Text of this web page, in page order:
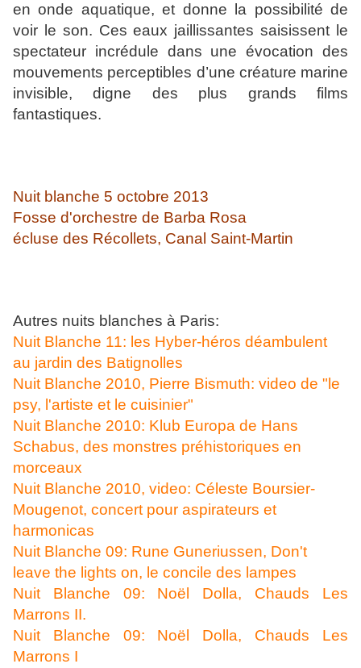
en onde aquatique, et donne la possibilité de
voir le son. Ces eaux jaillissantes saisissent le
spectateur incrédule dans une évocation des
mouvements perceptibles d’une créature marine
invisible, digne des plus grands films
fantastiques.
Nuit blanche 5 octobre 2013
Fosse d'orchestre de Barba Rosa
écluse des Récollets, Canal Saint-Martin
Autres nuits blanches à Paris:
Nuit Blanche 11: les Hyber-héros déambulent
au jardin des Batignolles
Nuit Blanche 2010, Pierre Bismuth: video de "le
psy, l'artiste et le cuisinier"
Nuit Blanche 2010: Klub Europa de Hans
Schabus, des monstres préhistoriques en
morceaux
Nuit Blanche 2010, video: Céleste Boursier-
Mougenot, concert pour aspirateurs et
harmonicas
Nuit Blanche 09: Rune Guneriussen, Don't
leave the lights on, le concile des lampes
Nuit Blanche 09: Noël Dolla, Chauds Les
Marrons II.
Nuit Blanche 09: Noël Dolla, Chauds Les
Marrons I